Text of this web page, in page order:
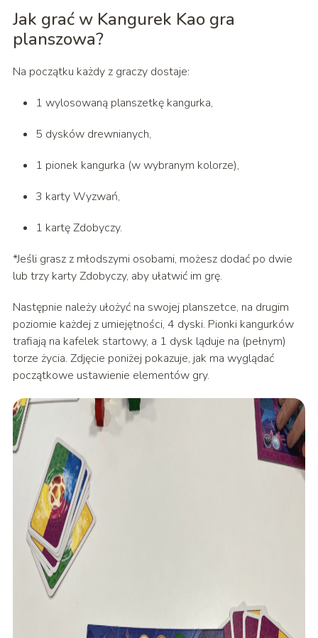
Jak grać w Kangurek Kao gra
planszowa?
Na początku każdy z graczy dostaje:
1 wylosowaną planszetkę kangurka,
5 dysków drewnianych,
1 pionek kangurka (w wybranym kolorze),
3 karty Wyzwań,
1 kartę Zdobyczy.
*Jeśli grasz z młodszymi osobami, możesz dodać po dwie
lub trzy karty Zdobyczy, aby ułatwić im grę.
Następnie należy ułożyć na swojej planszetce, na drugim
poziomie każdej z umiejętności, 4 dyski. Pionki kangurków
trafiają na kafelek startowy, a 1 dysk ląduje na (pełnym)
torze życia. Zdjęcie poniżej pokazuje, jak ma wyglądać
początkowe ustawienie elementów gry.